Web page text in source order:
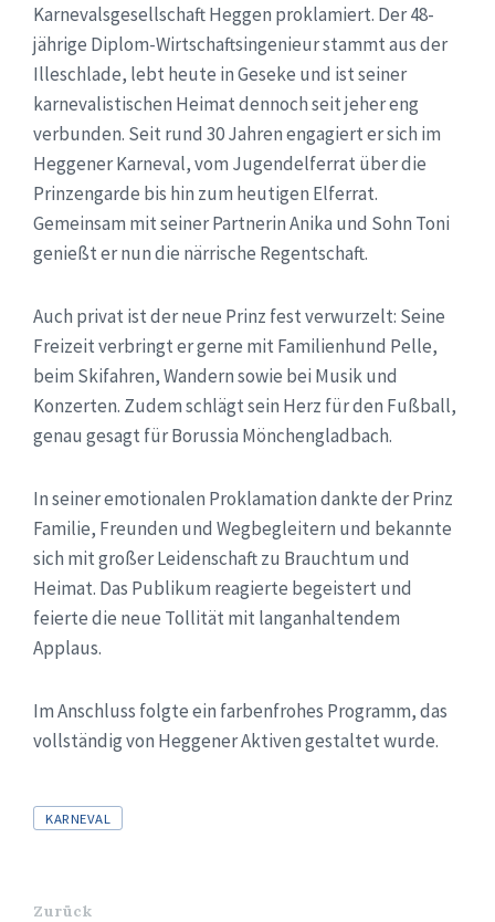
Karnevalsgesellschaft Heggen proklamiert. Der 48-
jährige Diplom-Wirtschaftsingenieur stammt aus der
Illeschlade, lebt heute in Geseke und ist seiner
karnevalistischen Heimat dennoch seit jeher eng
verbunden. Seit rund 30 Jahren engagiert er sich im
Heggener Karneval, vom Jugendelferrat über die
Prinzengarde bis hin zum heutigen Elferrat.
Gemeinsam mit seiner Partnerin Anika und Sohn Toni
genießt er nun die närrische Regentschaft.
Auch privat ist der neue Prinz fest verwurzelt: Seine
Freizeit verbringt er gerne mit Familienhund Pelle,
beim Skifahren, Wandern sowie bei Musik und
Konzerten. Zudem schlägt sein Herz für den Fußball,
genau gesagt fürBorussia Mönchengladbach.
In seiner emotionalen Proklamation dankte der Prinz
Familie, Freunden und Wegbegleitern und bekannte
sich mit großer Leidenschaft zu Brauchtum und
Heimat. Das Publikum reagierte begeistert und
feierte die neue Tollität mit langanhaltendem
Applaus.
Im Anschluss folgte ein farbenfrohes Programm, das
vollständig von Heggener Aktiven gestaltet wurde.
Tags
KARNEVAL
Zurück